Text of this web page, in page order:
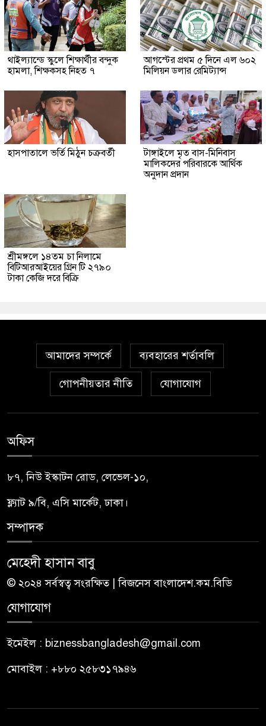
থাইল্যান্ডে স্কুলে শিক্ষার্থীর বন্দুক
হামলা, শিক্ষকসহ নিহত ৭
আগস্টের প্রথম ৫ দিনে এল ৬০২
মিলিয়ন ডলার রেমিট্যান্স
হাসপাতালে ভর্তি মিঠুন চক্রবর্তী
টাঙ্গাইলে মৃত বাস-মিনিবাস
মালিকদের পরিবারকে আর্থিক
অনুদান প্রদান
শ্রীমঙ্গলে ১৪তম চা নিলামে
বিটিআরআইয়ের গ্রিন টি ২৭৯০
টাকা কেজি দরে বিক্রি
আমাদের সম্পর্কে ব্যবহারের শর্তাবলি
গোপনীয়তার নীতি যোগাযোগ
অফিস
৮৭, নিউ ইস্কাটন রোড, লেভেল-১০,
ফ্ল্যাট ৯/বি, এসি মার্কেট, ঢাকা।
সম্পাদক
মেহেদী হাসান বাবু
© ২০২৪ সর্বস্বত্ব সংরক্ষিত | বিজনেস বাংলাদেশ.কম.বিডি
যোগাযোগ
ইমেইল : biznessbangladesh@gmail.com
মোবাইল : +৮৮০ ২৫৮৩১৭৯৪৬